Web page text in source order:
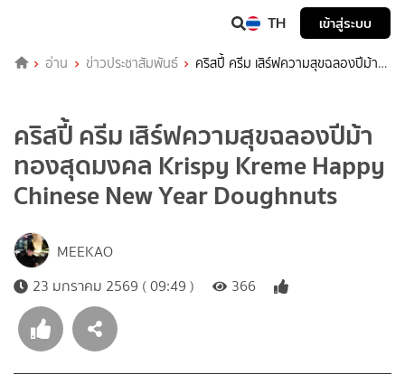
TH เข้าสู่ระบบ
อ่าน ข่าวประชาสัมพันธ์
คริสปี้ ครีม เสิร์ฟความสุขฉลองปีม้า
คริสปี้ ครีม เสิร์ฟความสุขฉลองปีม้า
ทองสุดมงคล Krispy Kreme Happy
Chinese New Year Doughnuts
MEEKAO
23 มกราคม 2569 ( 09:49 )
366